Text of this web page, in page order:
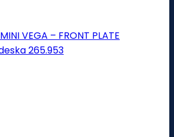
VEGA – FRONT PLATE
265.953